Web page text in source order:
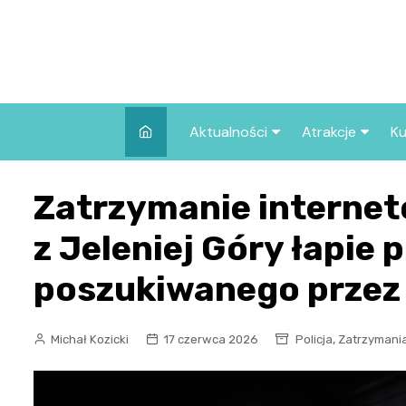
Aktualności
Wszystkie wpisy
Atrakcje
we Wrocławiu
Co warto
Wrocławiu?
Zatrzymanie
z Jeleniej Góry łapie
poszukiwanego
Michał Kozicki 17 czerwca 2026 Policja,